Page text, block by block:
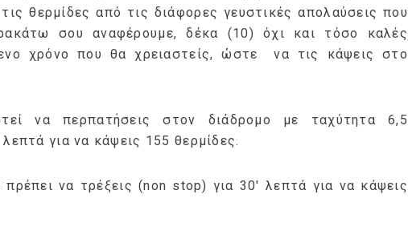
θερμίδες από τις διάφορες γευστικές απολαύσεις που
σου αναφέρουμε, δέκα (10) όχι και τόσο καλές
χρόνο που θα χρειαστείς, ώστε να τις κάψεις στο
να περπατήσεις στον διάδρομο με ταχύτητα 6,5
για να κάψεις 155 θερμίδες.
πρέπει να τρέξεις (non stop) για 30′ λεπτά για να κάψεις